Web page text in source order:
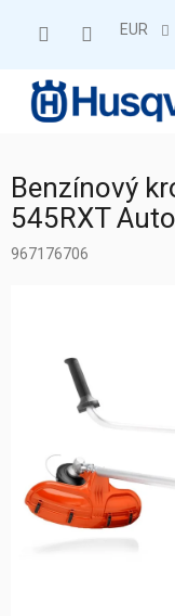
EUR
Benzínový
545RXT
967176706